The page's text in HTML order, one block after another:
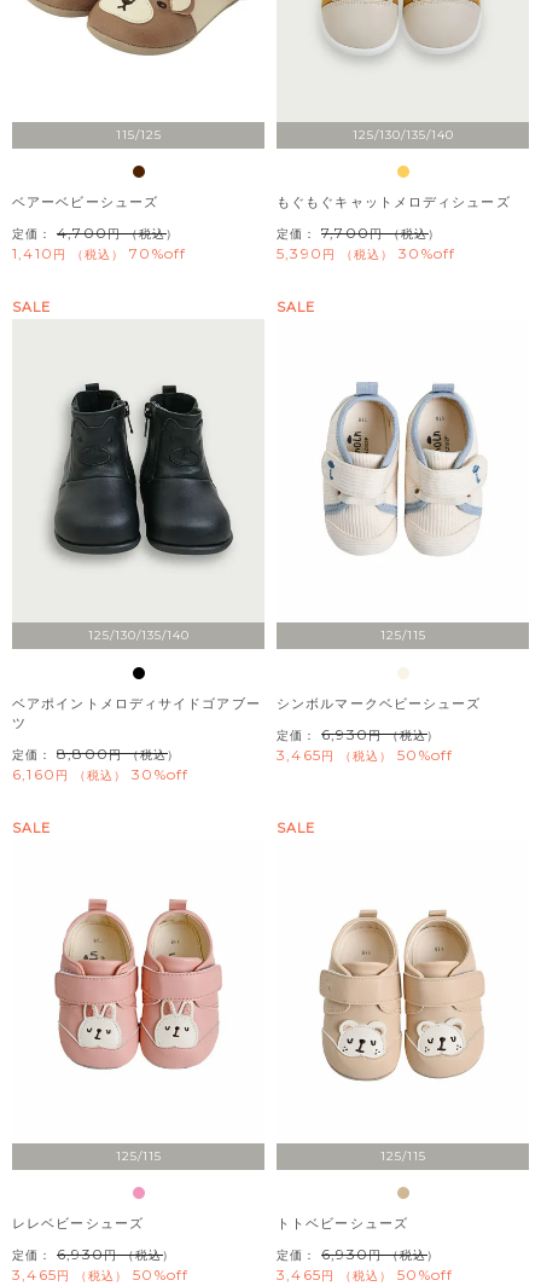
115/125
ベアーベビーシューズ
定価： 4,700 （税込）
1,410 税込 70%off
125/130/135/140
もぐもぐキャットメロディシューズ
定価： 7,700 （税込）
5,390 税込 30%off
125/130/135/140
SALE
ベアポイントメロディサイドゴアブー
ツ
定価： 8,800 （税込）
6,160 税込 30%off
125/115
SALE
シンボルマークベビーシューズ
定価： 6,930 （税込）
3,465 税込 50%off
125/115
SALE
レレベビーシューズ
定価： 6,930 （税込）
3,465 税込 50%off
125/115
SALE
トトベビーシューズ
定価： 6,930 （税込）
3,465 税込 50%off